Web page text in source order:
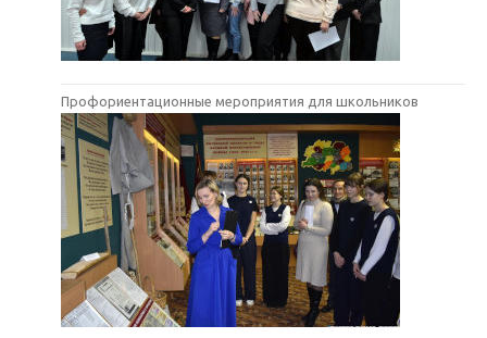
Профориентационные мероприятия для школьников